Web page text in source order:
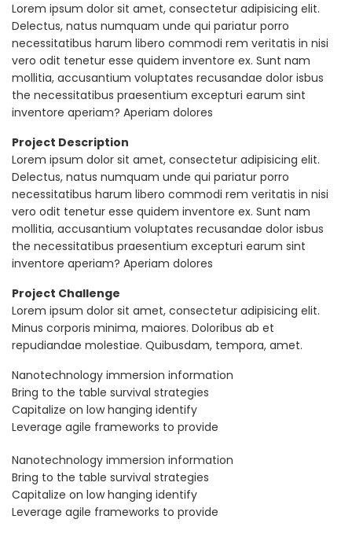
Lorem ipsum dolor sit amet, consectetur adipisicing elit.
Delectus, natus numquam unde qui pariatur porro
necessitatibus harum libero commodi rem veritatis in nisi
vero odit tenetur esse quidem inventore ex. Sunt nam
mollitia, accusantium voluptates recusandae dolor isbus
the necessitatibus praesentium excepturi earum sint
inventore aperiam? Aperiam dolores
Project Description
Lorem ipsum dolor sit amet, consectetur adipisicing elit.
Delectus, natus numquam unde qui pariatur porro
necessitatibus harum libero commodi rem veritatis in nisi
vero odit tenetur esse quidem inventore ex. Sunt nam
mollitia, accusantium voluptates recusandae dolor isbus
the necessitatibus praesentium excepturi earum sint
inventore aperiam? Aperiam dolores
Project Challenge
Lorem ipsum dolor sit amet, consectetur adipisicing elit.
Minus corporis minima, maiores. Doloribus ab et
repudiandae molestiae. Quibusdam, tempora, amet.
Nanotechnology immersion information
Bring to the table survival strategies
Capitalize on low hanging identify
Leverage agile frameworks to provide
Nanotechnology immersion information
Bring to the table survival strategies
Capitalize on low hanging identify
Leverage agile frameworks to provide